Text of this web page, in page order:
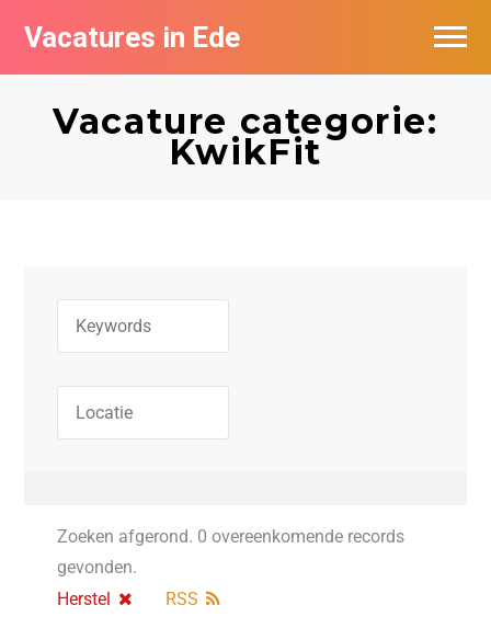
Vacatures in Ede
Vacature categorie:
KwikFit
Zoeken afgerond. 0 overeenkomende records
gevonden.
Herstel
RSS
Vacatures bij bedrijven in Ede